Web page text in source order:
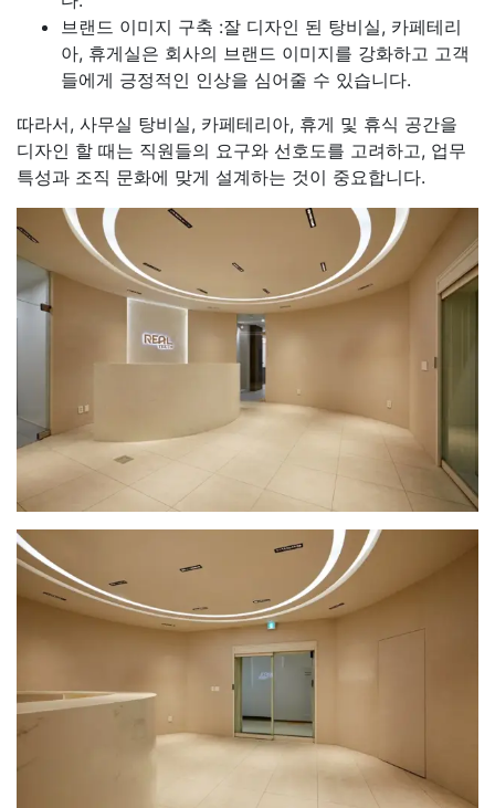
브랜드 이미지 구축 :잘 디자인 된 탕비실, 카페테리
아, 휴게실은 회사의 브랜드 이미지를 강화하고 고객
들에게 긍정적인 인상을 심어줄 수 있습니다.
따라서, 사무실 탕비실, 카페테리아, 휴게 및 휴식 공간을
디자인 할 때는 직원들의 요구와 선호도를 고려하고, 업무
특성과 조직 문화에 맞게 설계하는 것이 중요합니다.